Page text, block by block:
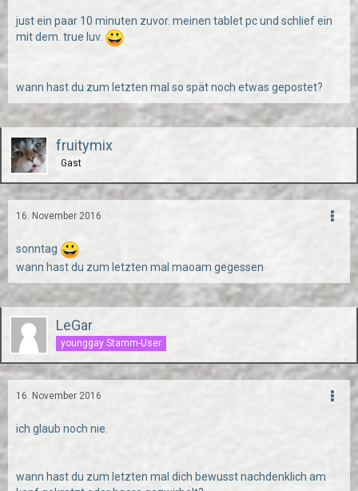
just ein paar 10 minuten zuvor. meinen tablet pc und schlief ein
mit dem. true luv.
wann hast du zum letzten mal so spät noch etwas gepostet?
fruitymix
Gast
16. November 2016
sonntag
wann hast du zum letzten mal maoam gegessen
LeGar
younggay Stamm-User
16. November 2016
ich glaub noch nie.
wann hast du zum letzten mal dich bewusst nachdenklich am